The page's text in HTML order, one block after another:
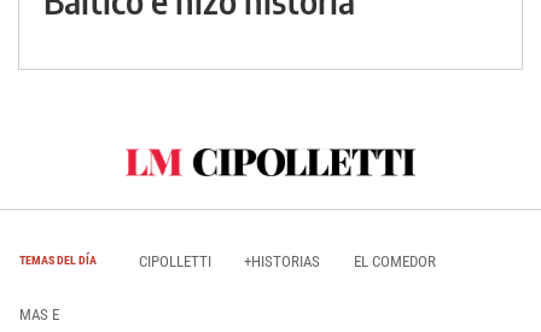
TEMAS DEL DÍA CIPOLLETTI +HISTORIAS EL COMEDOR
MAS E